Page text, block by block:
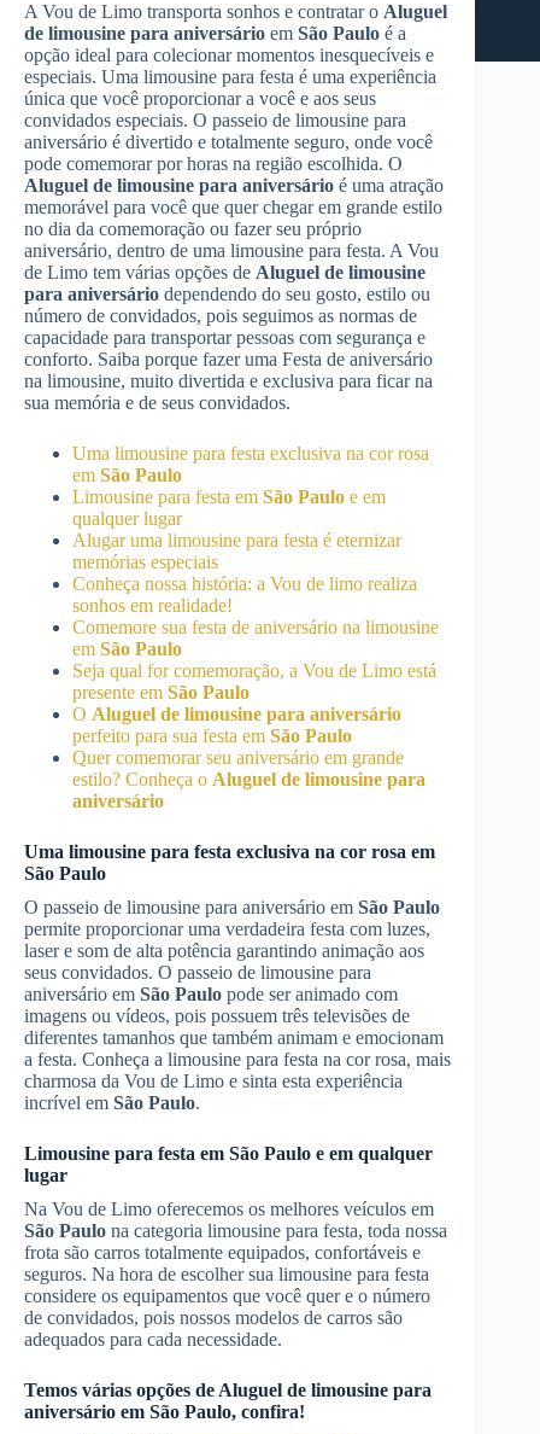
A Vou de Limo transporta sonhos e contratar o Aluguel
de limousine para aniversário em São Paulo é a
opção ideal para colecionar momentos inesquecíveis e
especiais. Uma limousine para festa é uma experiência
única que você proporcionar a você e aos seus
convidados especiais. O passeio de limousine para
aniversário é divertido e totalmente seguro, onde você
pode comemorar por horas na região escolhida. O
Aluguel de limousine para aniversário é uma atração
memorável para você que quer chegar em grande estilo
no dia da comemoração ou fazer seu próprio
aniversário, dentro de uma limousine para festa. A Vou
de Limo tem várias opções de Aluguel de limousine
para aniversário dependendo do seu gosto, estilo ou
número de convidados, pois seguimos as normas de
capacidade para transportar pessoas com segurança e
conforto. Saiba porque fazer uma Festa de aniversário
na limousine, muito divertida e exclusiva para ficar na
sua memória e de seus convidados.
Uma limousine para festa exclusiva na cor rosa
em São Paulo
Limousine para festa em São Paulo e em
qualquer lugar
Alugar uma limousine para festa é eternizar
memórias especiais
Conheça nossa história: a Vou de limo realiza
sonhos em realidade!
Comemore sua festa de aniversário na limousine
em São Paulo
Seja qual for comemoração, a Vou de Limo está
presente em São Paulo
O Aluguel de limousine para aniversário
perfeito para sua festa em São Paulo
Quer comemorar seu aniversário em grande
estilo? Conheça o Aluguel de limousine para
aniversário
Uma limousine para festa exclusiva na cor rosa em
São Paulo
O passeio de limousine para aniversário em São Paulo
permite proporcionar uma verdadeira festa com luzes,
laser e som de alta potência garantindo animação aos
seus convidados. O passeio de limousine para
aniversário em São Paulo pode ser animado com
imagens ou vídeos, pois possuem três televisões de
diferentes tamanhos que também animam e emocionam
a festa. Conheça a limousine para festa na cor rosa, mais
charmosa da Vou de Limo e sinta esta experiência
incrível em São Paulo.
Limousine para festa em São Paulo e em qualquer
lugar
Na Vou de Limo oferecemos os melhores veículos em
São Paulo na categoria limousine para festa, toda nossa
frota são carros totalmente equipados, confortáveis e
seguros. Na hora de escolher sua limousine para festa
considere os equipamentos que você quer e o número
de convidados, pois nossos modelos de carros são
adequados para cada necessidade.
Temos várias opções de Aluguel de limousine para
aniversário em São Paulo, confira!